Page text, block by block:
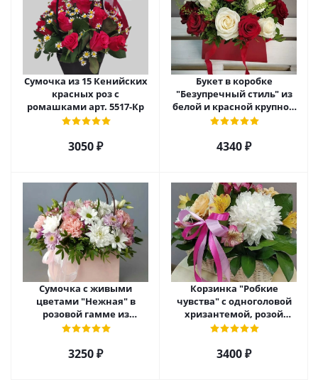
Сумочка из 15 Кенийских
красных роз с
ромашками арт. 5517-Кр
3050 ₽
Букет в коробке
"Безупречный стиль" из
белой и красной крупной
розы Эквадор. арт. 5515
4340 ₽
Сумочка с живыми
цветами "Нежная" в
розовой гамме из
кустовой хризантемы,
3250 ₽
Корзинка "Робкие
чувства" с одноголовой
хризантемой, розой
Эквадор и альстромерией
3400 ₽